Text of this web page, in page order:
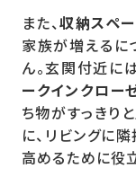
また、収納スペ
家族が増えるに
ん。玄関付近に
ークインクロー
ち物がすっきり
に、リビングに
高めるために役